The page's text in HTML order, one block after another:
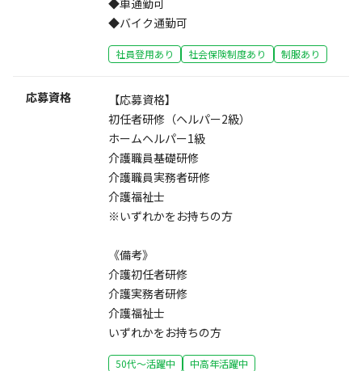
◆バイク通勤可
社員登用あり 社会保険制度あり 制服あり
応募資格
【応募資格】
初任者研修（ヘルパー2級）
ホームヘルパー1級
介護職員基礎研修
介護職員実務者研修
介護福祉士
※いずれかをお持ちの方
《備考》
介護初任者研修
介護実務者研修
介護福祉士
いずれかをお持ちの方
50代～活躍中 中高年活躍中